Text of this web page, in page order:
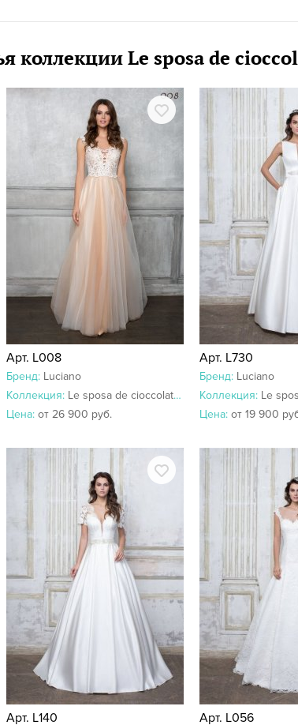
коллекции Le sposa de
Арт. L008
Бренд: Luciano
Коллекция: Le sposa de cioccolato 2018-2017
Цена: от 26 900 руб.
Арт. L730
Бренд: Luciano
Коллекция: Le sposa
Цена: от 19 900
Арт. L140 Арт. L056